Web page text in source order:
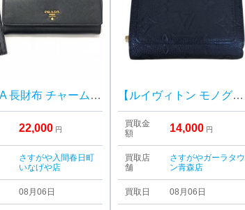
PRADA 長財布 チャーム付| 埼玉県飯能市赤沢
22,000 円
さすがや入間春日町
いなげや店
08月06日
【ルイヴィトン モノグラム・アンプラント ポルトフォイユ・クレア】
買取金
額
14,000 円
買取店
舗
さすがやガーラタウ
ン青森店
買取日 08月06日